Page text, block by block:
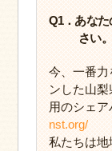
Q1．あな
さい。
今、一番力
ンした山
用のシェア
nst.org/
私たちは